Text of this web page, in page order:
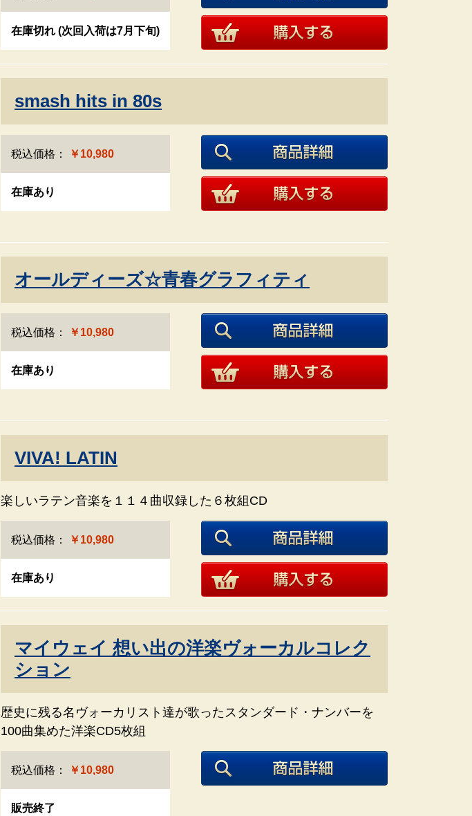
在庫切れ (次回入荷は7月下旬)
smash hits in 80s
税込価格： ￥10,980
在庫あり
オールディーズ☆青春グラフィティ
税込価格： ￥10,980
在庫あり
VIVA! LATIN
楽しいラテン音楽を１１４曲収録した６枚組CD
税込価格： ￥10,980
在庫あり
マイウェイ 想い出の洋楽ヴォーカルコレク
ション
歴史に残る名ヴォーカリスト達が歌ったスタンダード・ナンバーを
100曲集めた洋楽CD5枚組
税込価格： ￥10,980
販売終了